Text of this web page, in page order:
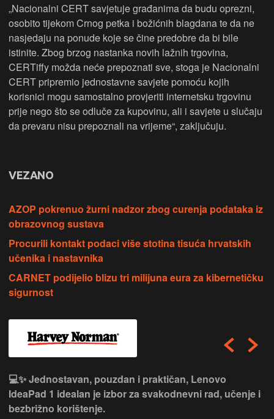
„Nacionalni CERT savjetuje građanima da budu oprezni,
osobito tijekom Crnog petka i božićnih blagdana te da ne
nasjedaju na ponude koje se čine predobre da bi bile
istinite. Zbog brzog nastanka novih lažnih trgovina,
CERTiffy možda neće prepoznati sve, stoga je Nacionalni
CERT pripremio jednostavne savjete pomoću kojih
korisnici mogu samostalno provjeriti internetsku trgovinu
prije nego što se odluče za kupovinu, ali i savjete u slučaju
da prevaru nisu prepoznali na vrijeme“, zaključuju.
VEZANO
AZOP pokrenuo žurni nadzor zbog curenja podataka iz
obrazovnog sustava
Procurili kontakt podaci više stotina tisuća hrvatskih
učenika i nastavnika
CARNET podijelio blizu tri milijuna eura za kibernetičku
sigurnost
💻✨ Jednostavan, pouzdan i praktičan, Lenovo
IdeaPad 1 idealan je izbor za svakodnevni rad, učenje i
bezbrižno korištenje.